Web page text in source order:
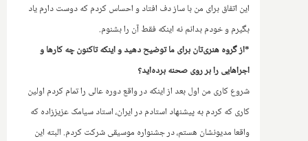
این اتفاق برای من با ساز دف افتاد و احساس کردم که دوست دارم یاد
بگیرم و خودم بدانم نه اینکه فقط آن را بشنوم.
*از گروه هنری‌تان برای ما توضیح دهید و اینکه تا‌کنون چه کارها و
اجراهایی را بر روی صحنه برده‌اید؟
شروع کاری من اول بعد از اینکه در واقع دوره عالی را تمام کردم اولین
کاری که کردم به پیشنهاد استادم در ایران‌، استاد سیامک عزیززاده که
واقعا مدیونشان هستم، در جشنواره موسیقی شرکت کردم. البته این